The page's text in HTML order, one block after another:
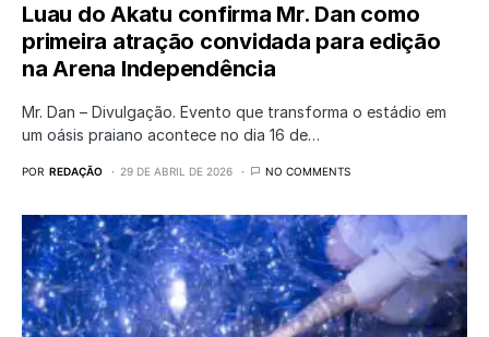
Luau do Akatu confirma Mr. Dan como
primeira atração convidada para edição
na Arena Independência
Mr. Dan – Divulgação. Evento que transforma o estádio em
um oásis praiano acontece no dia 16 de…
POR REDAÇÃO 29 DE ABRIL DE 2026 NO COMMENTS